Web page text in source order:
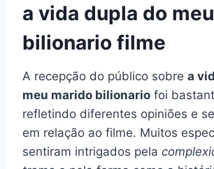
a vida dupla do
bilionario filme
A recepção do público sobre a
meu marido bilionario foi
refletindo diferentes opiniões e
em relação ao filme. Muitos
sentiram intrigados pela